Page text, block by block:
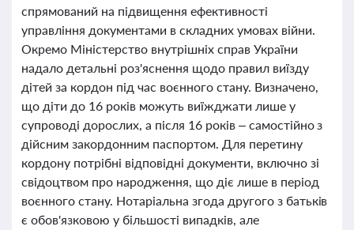
спрямований на підвищення ефективності
управління документами в складних умовах війни.
Окремо Міністерство внутрішніх справ України
надало детальні роз'яснення щодо правил виїзду
дітей за кордон під час воєнного стану. Визначено,
що діти до 16 років можуть виїжджати лише у
супроводі дорослих, а після 16 років – самостійно з
дійсним закордонним паспортом. Для перетину
кордону потрібні відповідні документи, включно зі
свідоцтвом про народження, що діє лише в період
воєнного стану. Нотаріальна згода другого з батьків
є обов'язковою у більшості випадків, але